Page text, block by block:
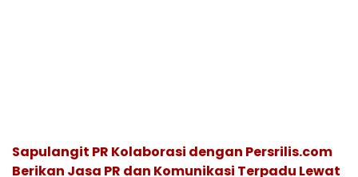
Sapulangit PR Kolaborasi dengan Persrilis.com
Berikan Jasa PR dan Komunikasi Terpadu Lewat